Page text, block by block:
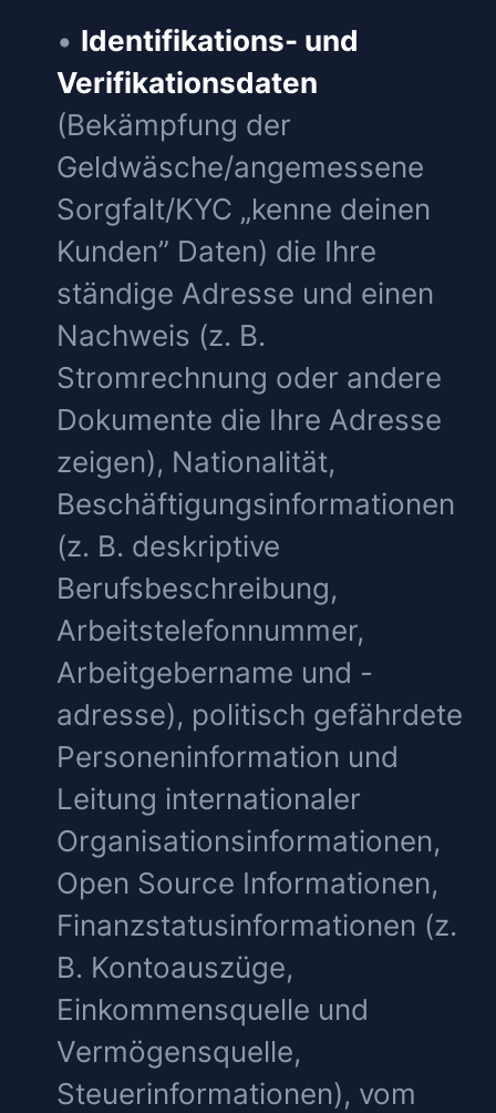
• Identifikations- und
Verifikationsdaten
(Bekämpfung der
Geldwäsche/angemessene
Sorgfalt/KYC „kenne deinen
Kunden” Daten) die Ihre
ständige Adresse und einen
Nachweis (z. B.
Stromrechnung oder andere
Dokumente die Ihre Adresse
zeigen), Nationalität,
Beschäftigungsinformationen
(z. B. deskriptive
Berufsbeschreibung,
Arbeitstelefonnummer,
Arbeitgebername und -
adresse), politisch gefährdete
Personeninformation und
Leitung internationaler
Organisationsinformationen,
Open Source Informationen,
Finanzstatusinformationen (z.
B. Kontoauszüge,
Einkommensquelle und
Vermögensquelle,
Steuerinformationen), vom